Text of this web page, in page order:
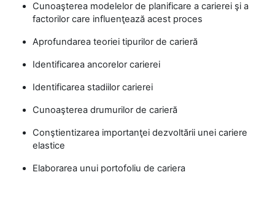
Cunoaşterea modelelor de planificare a carierei şi a
factorilor care influenţează acest proces
Aprofundarea teoriei tipurilor de carieră
Identificarea ancorelor carierei
Identificarea stadiilor carierei
Cunoaşterea drumurilor de carieră
Conştientizarea importanţei dezvoltării unei cariere
elastice
Elaborarea unui portofoliu de cariera